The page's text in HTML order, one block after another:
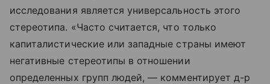
исследования является универсальность этого
стереотипа. «Часто считается, что только
капиталистические или западные страны имеют
негативные стереотипы в отношении
определенных групп людей, — комментирует д-р